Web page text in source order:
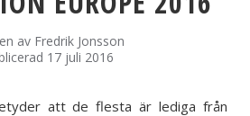
av Fredrik Jonsson
17 juli 2016
att de flesta är lediga från